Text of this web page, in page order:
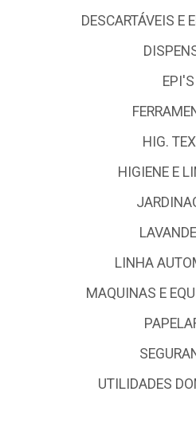
DESCARTÁVEIS E
EPI'S
HIG.
HIGIENE E
LINHA
MAQUINAS E
UTILIDADES